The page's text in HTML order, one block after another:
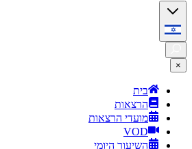
×
בית
הרצאות
מועדי הרצאות
VOD
השיעור היומי